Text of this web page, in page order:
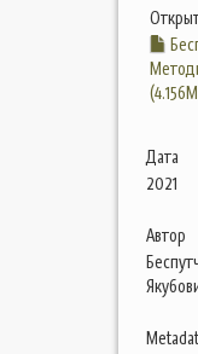
Дата
2021
Автор